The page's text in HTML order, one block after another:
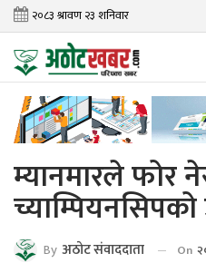
म्यानमारले फोर
च्याम्पियनसिपको
By अठाेट संवाददाता On